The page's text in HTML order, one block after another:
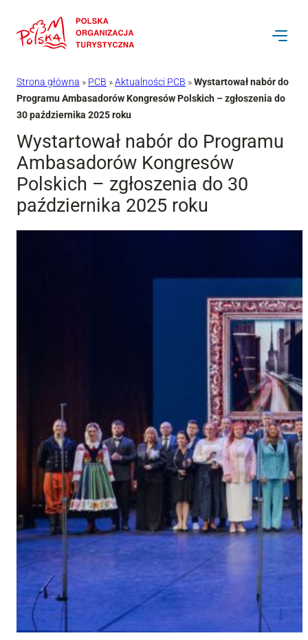
do
Strona główna » PCB »Aktualności PCB »Wystartował nabór do
Programu Ambasadorów Kongresów Polskich – zgłoszenia do
30 października 2025 roku
Wystartował nabór do Programu
Ambasadorów Kongresów
Polskich – zgłoszenia do 30
października 2025 roku